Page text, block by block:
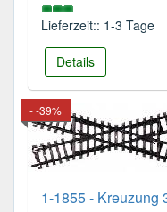
Lieferzeit:: 1-3 Tage
Details
- -39%
1-1855 - Kreuzung